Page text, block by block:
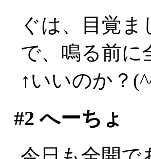
ぐは、目覚
で、鳴る前に
↑いいのか？
#2 へーちょ